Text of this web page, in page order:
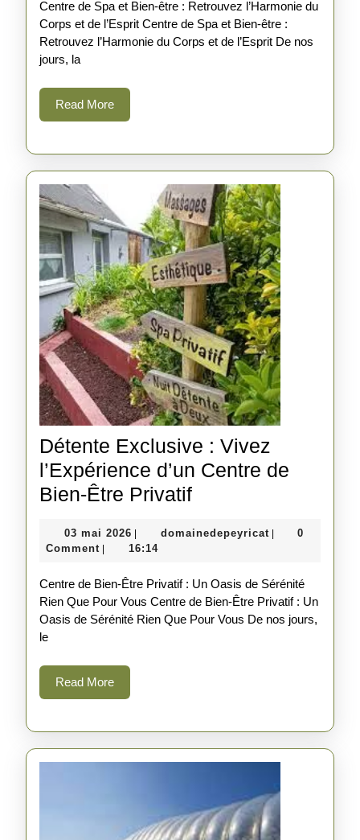
:
Centre
être
Centre de Spa et Bien-être : Retrouvez l’Harmonie du
Corps et de l’Esprit Centre de Spa et Bien-être :
Retrouvez l’Harmonie du Corps et de l’Esprit De nos
jours, la
Read MoreRead
More
Détente Exclusive : Vivez
l’Expérience d’un Centre de
Bien-Être PrivatifDétente
:
l’Expérience
d’un
Privatif
03 mai 2026 03
mai
| domainedepeyricat |
0
Comment | 16:14
Centre de Bien-Être Privatif : Un Oasis de Sérénité
Rien Que Pour Vous Centre de Bien-Être Privatif : Un
Oasis de Sérénité Rien Que Pour Vous De nos jours,
le
Read MoreRead
More